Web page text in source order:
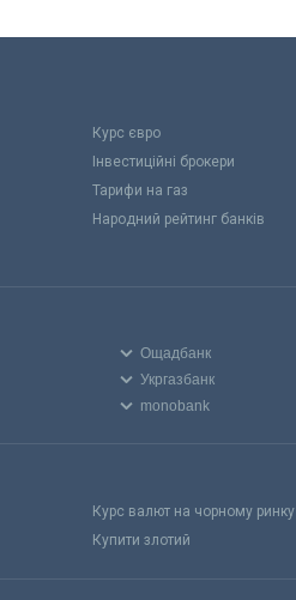
Курс євро
Інвестиційні брокери
Тарифи на газ
Народний рейтинг банків
Ощадбанк
Укргазбанк
monobank
Курс валют на чорному ринку
Купити злотий